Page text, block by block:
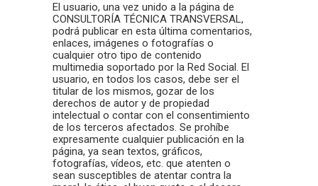
El usuario, una vez unido a la página de
CONSULTORÍA TÉCNICA TRANSVERSAL,
podrá publicar en esta última comentarios,
enlaces, imágenes o fotografías o
cualquier otro tipo de contenido
multimedia soportado por la Red Social. El
usuario, en todos los casos, debe ser el
titular de los mismos, gozar de los
derechos de autor y de propiedad
intelectual o contar con el consentimiento
de los terceros afectados. Se prohíbe
expresamente cualquier publicación en la
página, ya sean textos, gráficos,
fotografías, vídeos, etc. que atenten o
sean susceptibles de atentar contra la